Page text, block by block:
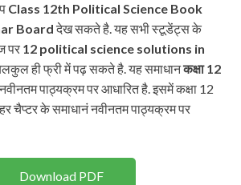
Class 12th Political Science Book
Boardदेख सकते है. यह सभी स्टूडेंट्स के
पर 12 political science solutions in
ही फ्री में पढ़ सकते है. यह समाधानकक्षा 12
पाठ्यक्रम पर आधारित है. इसमें कक्षा 12
चैप्टर के समाधानं नवीनतम पाठ्यक्रम पर
Download PDF